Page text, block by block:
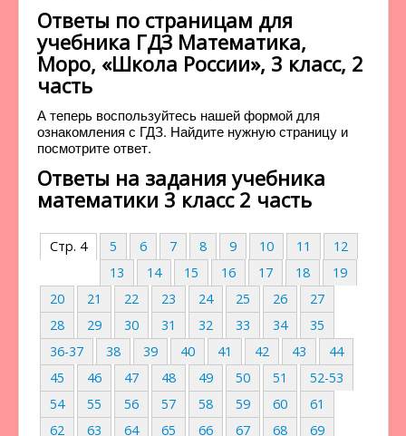
Ответы по страницам для
учебника ГДЗ Математика,
Моро, «Школа России», 3 класс, 2
часть
А теперь воспользуйтесь нашей формой для
ознакомления с ГДЗ. Найдите нужную страницу и
посмотрите ответ.
Ответы на задания учебника
математики 3 класс 2 часть
Стр. 4 5 6 7 8 9 10 11
12
13
14 15 16 17 18
19
20
21 22 23 24 25 26
27
28
29 30 31 32 33 34
35
36-37
38 39 40 41 42 43
44
45
46 47 48 49 50 51
52-53
54
55 56 57 58 59 60
61
62
63 64 65 66 67 68
69